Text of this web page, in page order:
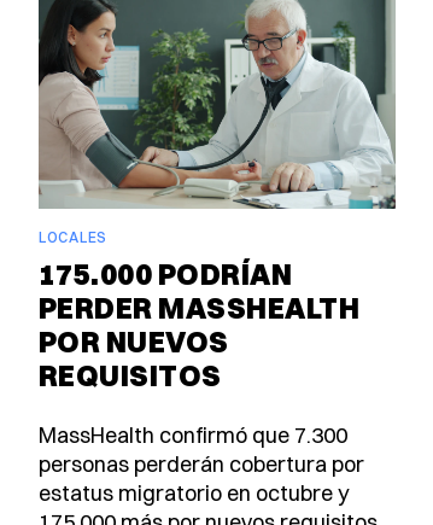
LOCALES
175.000 PODRÍAN
PERDER MASSHEALTH
POR NUEVOS
REQUISITOS
MassHealth confirmó que 7.300
personas perderán cobertura por
estatus migratorio en octubre y